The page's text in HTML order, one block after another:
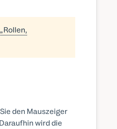
„Rollen,
den Mauszeiger
wird die